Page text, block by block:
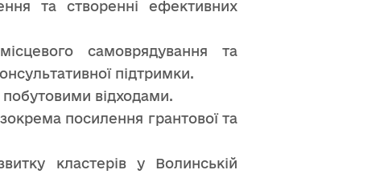
та створенні ефективних
самоврядування та
підтримки.
відходами.
посилення грантової та
кластерів у Волинській